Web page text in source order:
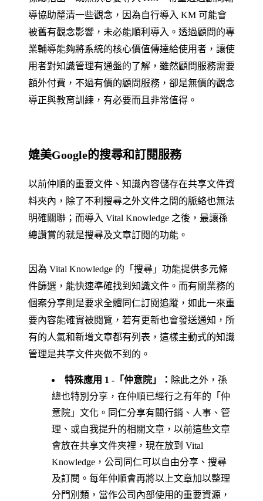
導協助釐清一些觀念，因為自行導入 KM 可能會
被舊有觀念影響，未必能順利導入。透過顧問的專
業輔導能夠將系統的核心價值傳達給使用者，讓使
用者對知識管理有通盤的了解，雖然顧問服務需要
額外付費，不過有價的顧問服務，卻是無價的觀念
導正與教育訓練，有必要而且非常值得。
媲美Google的搜尋和訂閱服務
以前仲順的重要文件、知識內容儲存在共享文件資
料夾內，除了不利搜尋之外文件之間的脈絡也無法
明確關聯；而導入 Vital Knowledge 之後，最讓孫
總讚賞的就是搜尋及文章訂閱的功能。
因為 Vital Knowledge 的「搜尋」功能提供多元條
件篩選，能快速準確找到知識文件。而有關業務的
個案分享則是要求全體同仁訂閱追蹤，如此一來重
要內容能確實被閱覽，若有更新也會發送通知，所
有的人氣和新增文章都有列表，這樣主動式的知識
管理是共享文件夾做不到的。
特殊應用 1 -「仲意院」： 除此之外，孫
總也特別分享，在仲順已經行之有年的「仲
意院」文化。同仁分享有關行銷、人事、管
理、或自我提升的相關文章，以前這些文章
會放在共享文件夾裡，現在放到 Vital
Knowledge，公司同仁可以自由分享、搜尋
及訂閱。每年仲順會再將以上文章加以整理
分門別類，當作公司內部使用的重要資源，